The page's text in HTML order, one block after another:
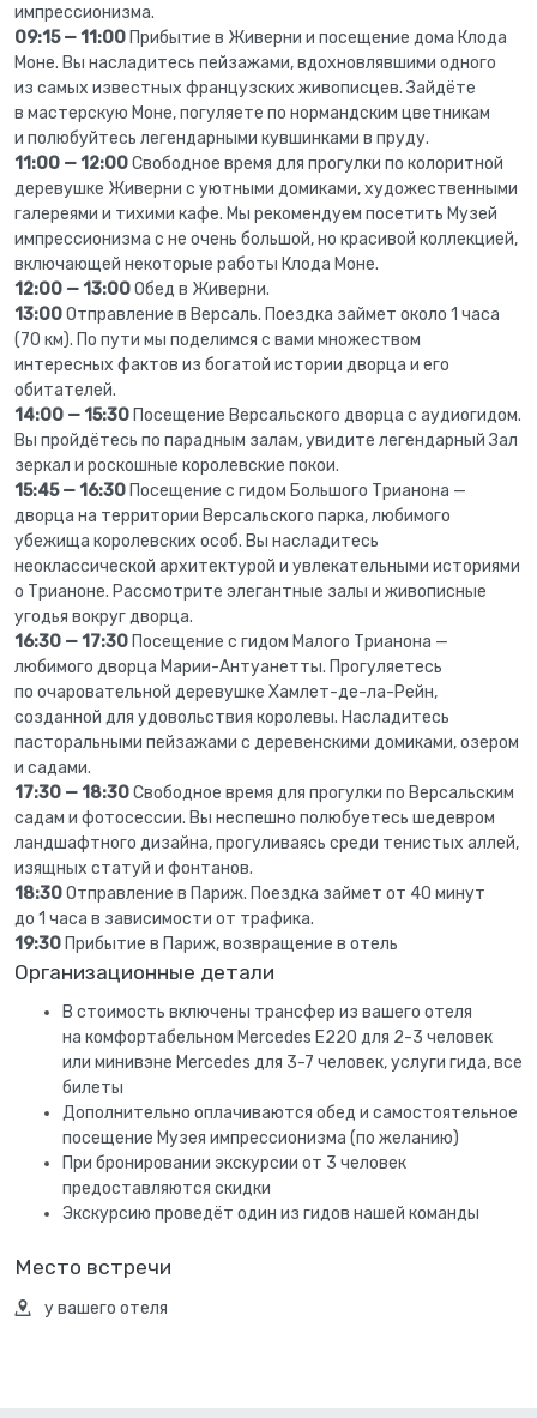
импрессионизма.
09:15 — 11:00 Прибытие в Живерни и посещение дома Клода
Моне. Вы насладитесь пейзажами, вдохновлявшими одного
из самых известных французских живописцев. Зайдёте
в мастерскую Моне, погуляете по нормандским цветникам
и полюбуйтесь легендарными кувшинками в пруду.
11:00 — 12:00Свободное время для прогулки по колоритной
деревушке Живерни с уютными домиками, художественными
галереями и тихими кафе. Мы рекомендуем посетить Музей
импрессионизма с не очень большой, но красивой коллекцией,
включающей некоторые работы Клода Моне.
12:00 — 13:00Обед в Живерни.
13:00Отправление в Версаль. Поездка займет около 1 часа
(70 км). По пути мы поделимся с вами множеством
интересных фактов из богатой истории дворца и его
обитателей.
14:00 — 15:30 Посещение Версальского дворца с аудиогидом.
Вы пройдётесь по парадным залам, увидите легендарный Зал
зеркал и роскошные королевские покои.
15:45 — 16:30 Посещение с гидом Большого Трианона —
дворца на территории Версальского парка, любимого
убежища королевских особ. Вы насладитесь
неоклассической архитектурой и увлекательными историями
о Трианоне. Рассмотрите элегантные залы и живописные
угодья вокруг дворца.
16:30 — 17:30 Посещение с гидом Малого Трианона —
любимого дворца Марии-Антуанетты. Прогуляетесь
по очаровательной деревушке Хамлет-де-ла-Рейн,
созданной для удовольствия королевы. Насладитесь
пасторальными пейзажами с деревенскими домиками, озером
и садами.
17:30 — 18:30Свободное время для прогулки по Версальским
садам и фотосессии. Вы неспешно полюбуетесь шедевром
ландшафтного дизайна, прогуливаясь среди тенистых аллей,
изящных статуй и фонтанов.
18:30Отправление в Париж. Поездка займет от 40 минут
до 1 часа в зависимости от трафика.
19:30 Прибытие в Париж, возвращение в отель
Организационные детали
В стоимость включены трансфер из вашего отеля
на комфортабельном Mercedes E220 для 2-3 человек
или минивэне Mercedes для 3-7 человек, услуги гида, все
билеты
Дополнительно оплачиваются обед и самостоятельное
посещение Музея импрессионизма (по желанию)
При бронировании экскурсии от 3 человек
предоставляются скидки
Экскурсию проведёт один из гидов нашей команды
Место встречи
у вашего отеля